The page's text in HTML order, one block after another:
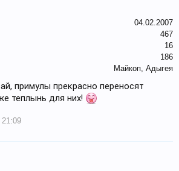
04.02.2007
467
16
186
Майкоп, Адыгея
примулы прекрасно переносят
теплынь для них!